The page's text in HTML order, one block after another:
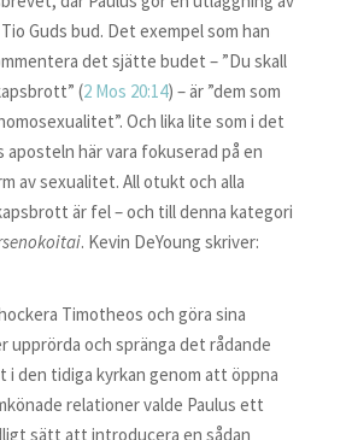
Guds bud. Det exempel som han
det sjätte budet – ”Du skall
(2 Mos 20:14) – är ”dem som
Och lika lite som i det
här vara fokuserad på en
av sexualitet. All otukt och alla
är fel – och till denna kategori
. Kevin DeYoung skriver:
Timotheos och göra sina
upprörda och spränga det rådande
i den tidiga kyrkan genom att öppna
relationer valde Paulus ett
sätt att introducera en sådan